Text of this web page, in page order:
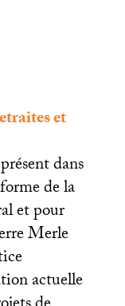
et
dans
de la
et pour
Merle
actuelle